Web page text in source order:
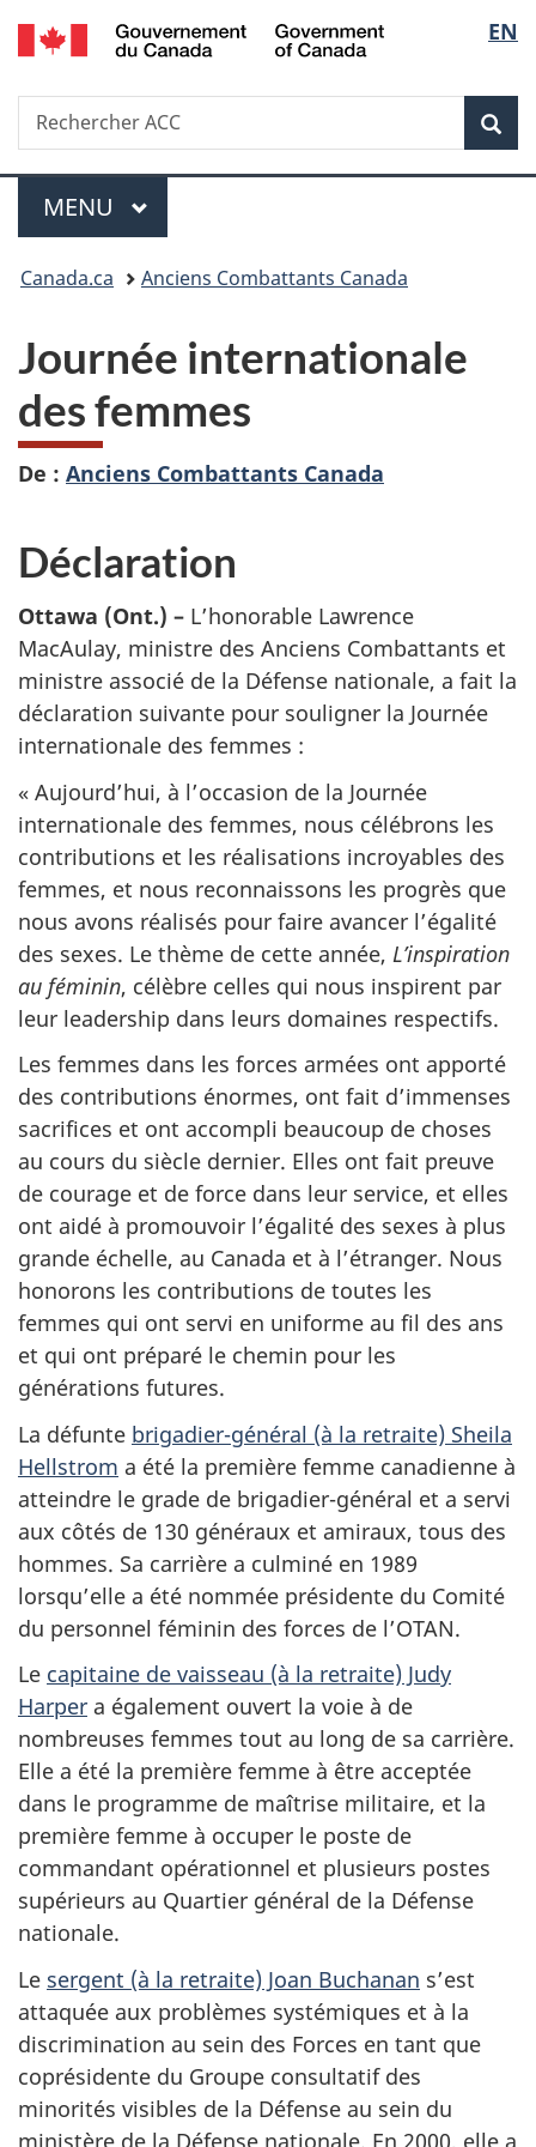
Passer
au
Passer
à
du
Passer
à
simplifiée
de
la
EN
Recherche
Rechercher
ACC
Menu
MENU PRINCIPAL
Vous
ici :
Canada.ca Anciens Combattants Canada
Journée internationale
des femmes
De : Anciens Combattants Canada
Déclaration
Ottawa (Ont.) – L’honorable Lawrence
MacAulay, ministre des Anciens Combattants et
ministre associé de la Défense nationale, a fait la
déclaration suivante pour souligner la Journée
internationale des femmes :
« Aujourd’hui, à l’occasion de la Journée
internationale des femmes, nous célébrons les
contributions et les réalisations incroyables des
femmes, et nous reconnaissons les progrès que
nous avons réalisés pour faire avancer l’égalité
des sexes. Le thème de cette année, L’inspiration
au féminin, célèbre celles qui nous inspirent par
leur leadership dans leurs domaines respectifs.
Les femmes dans les forces armées ont apporté
des contributions énormes, ont fait d’immenses
sacrifices et ont accompli beaucoup de choses
au cours du siècle dernier. Elles ont fait preuve
de courage et de force dans leur service, et elles
ont aidé à promouvoir l’égalité des sexes à plus
grande échelle, au Canada et à l’étranger. Nous
honorons les contributions de toutes les
femmes qui ont servi en uniforme au fil des ans
et qui ont préparé le chemin pour les
générations futures.
La défunte brigadier-général (à la retraite) Sheila
Hellstrom a été la première femme canadienne à
atteindre le grade de brigadier-général et a servi
aux côtés de 130 généraux et amiraux, tous des
hommes. Sa carrière a culminé en 1989
lorsqu’elle a été nommée présidente du Comité
du personnel féminin des forces de l’OTAN.
Le capitaine de vaisseau (à la retraite) Judy
Harper a également ouvert la voie à de
nombreuses femmes tout au long de sa carrière.
Elle a été la première femme à être acceptée
dans le programme de maîtrise militaire, et la
première femme à occuper le poste de
commandant opérationnel et plusieurs postes
supérieurs au Quartier général de la Défense
nationale.
Le sergent (à la retraite) Joan Buchanan s’est
attaquée aux problèmes systémiques et à la
discrimination au sein des Forces en tant que
coprésidente du Groupe consultatif des
minorités visibles de la Défense au sein du
ministère de la Défense nationale. En 2000, elle a